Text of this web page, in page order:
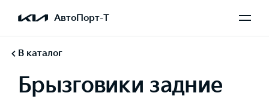
АвтоПорт-Т
В каталог
Брызговики задние